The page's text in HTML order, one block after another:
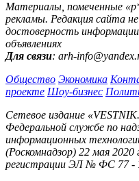
Материалы, помеченные
рекламы. Редакция сайта
достоверность
объявлениях
Для связи: arh-
Общество Экономика
проекте Шоу-бизнес
Сетевое издание
Федеральной службе по
информационных
(Роскомнадзор) 22 мая
регистрации ЭЛ № ФС 77 -